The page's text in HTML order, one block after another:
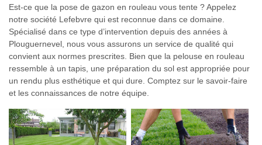
Est-ce que la pose de gazon en rouleau vous tente ? Appelez
notre société Lefebvre qui est reconnue dans ce domaine.
Spécialisé dans ce type d’intervention depuis des années à
Plouguernevel, nous vous assurons un service de qualité qui
convient aux normes prescrites. Bien que la pelouse en rouleau
ressemble à un tapis, une préparation du sol est appropriée pour
un rendu plus esthétique et qui dure. Comptez sur le savoir-faire
et les connaissances de notre équipe.